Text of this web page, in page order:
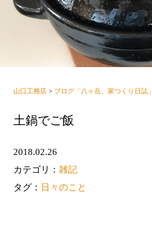
山口工務店 > ブログ「八ヶ岳、家つくり日誌」
土鍋でご飯
2018.02.26
カテゴリ：雑記
タグ： 日々のこと